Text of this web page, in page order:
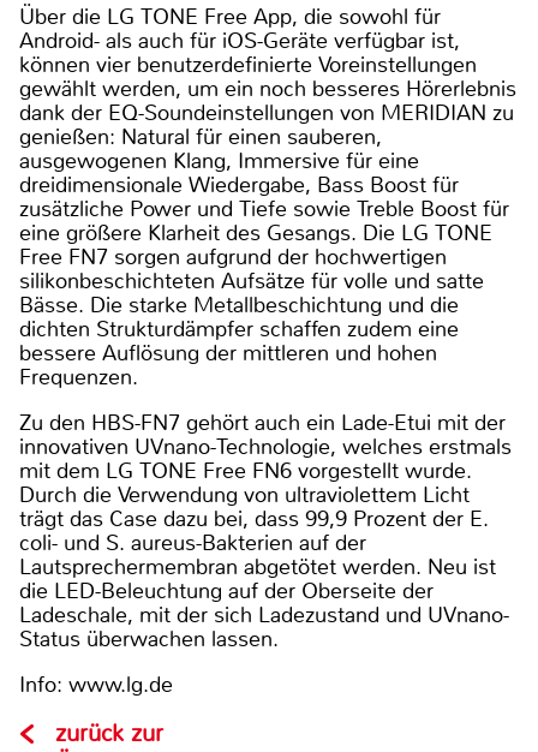
Über die LG TONE Free App, die sowohl für
Android- als auch für iOS-Geräte verfügbar ist,
können vier benutzerdefinierte Voreinstellungen
gewählt werden, um ein noch besseres Hörerlebnis
dank der EQ-Soundeinstellungen von MERIDIAN zu
genießen: Natural für einen sauberen,
ausgewogenen Klang, Immersive für eine
dreidimensionale Wiedergabe, Bass Boost für
zusätzliche Power und Tiefe sowie Treble Boost für
eine größere Klarheit des Gesangs. Die LG TONE
Free FN7 sorgen aufgrund der hochwertigen
silikonbeschichteten Aufsätze für volle und satte
Bässe. Die starke Metallbeschichtung und die
dichten Strukturdämpfer schaffen zudem eine
bessere Auflösung der mittleren und hohen
Frequenzen.
Zu den HBS-FN7 gehört auch ein Lade-Etui mit der
innovativen UVnano-Technologie, welches erstmals
mit dem LG TONE Free FN6 vorgestellt wurde.
Durch die Verwendung von ultraviolettem Licht
trägt das Case dazu bei, dass 99,9 Prozent der E.
coli- und S. aureus-Bakterien auf der
Lautsprechermembran abgetötet werden. Neu ist
die LED-Beleuchtung auf der Oberseite der
Ladeschale, mit der sich Ladezustand und UVnano-
Status überwachen lassen.
Info: www.lg.de
zurück zur